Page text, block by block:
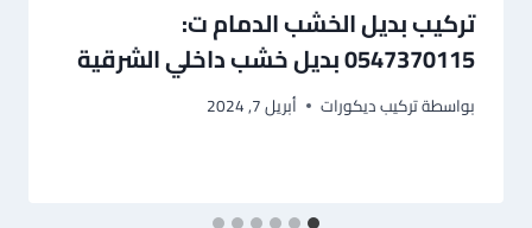
تركيب بديل الخشب الدمام ت:
0547370115 بديل خشب داخلي الشرقية
بواسطةتركيب ديكورات أبريل 7, 2024